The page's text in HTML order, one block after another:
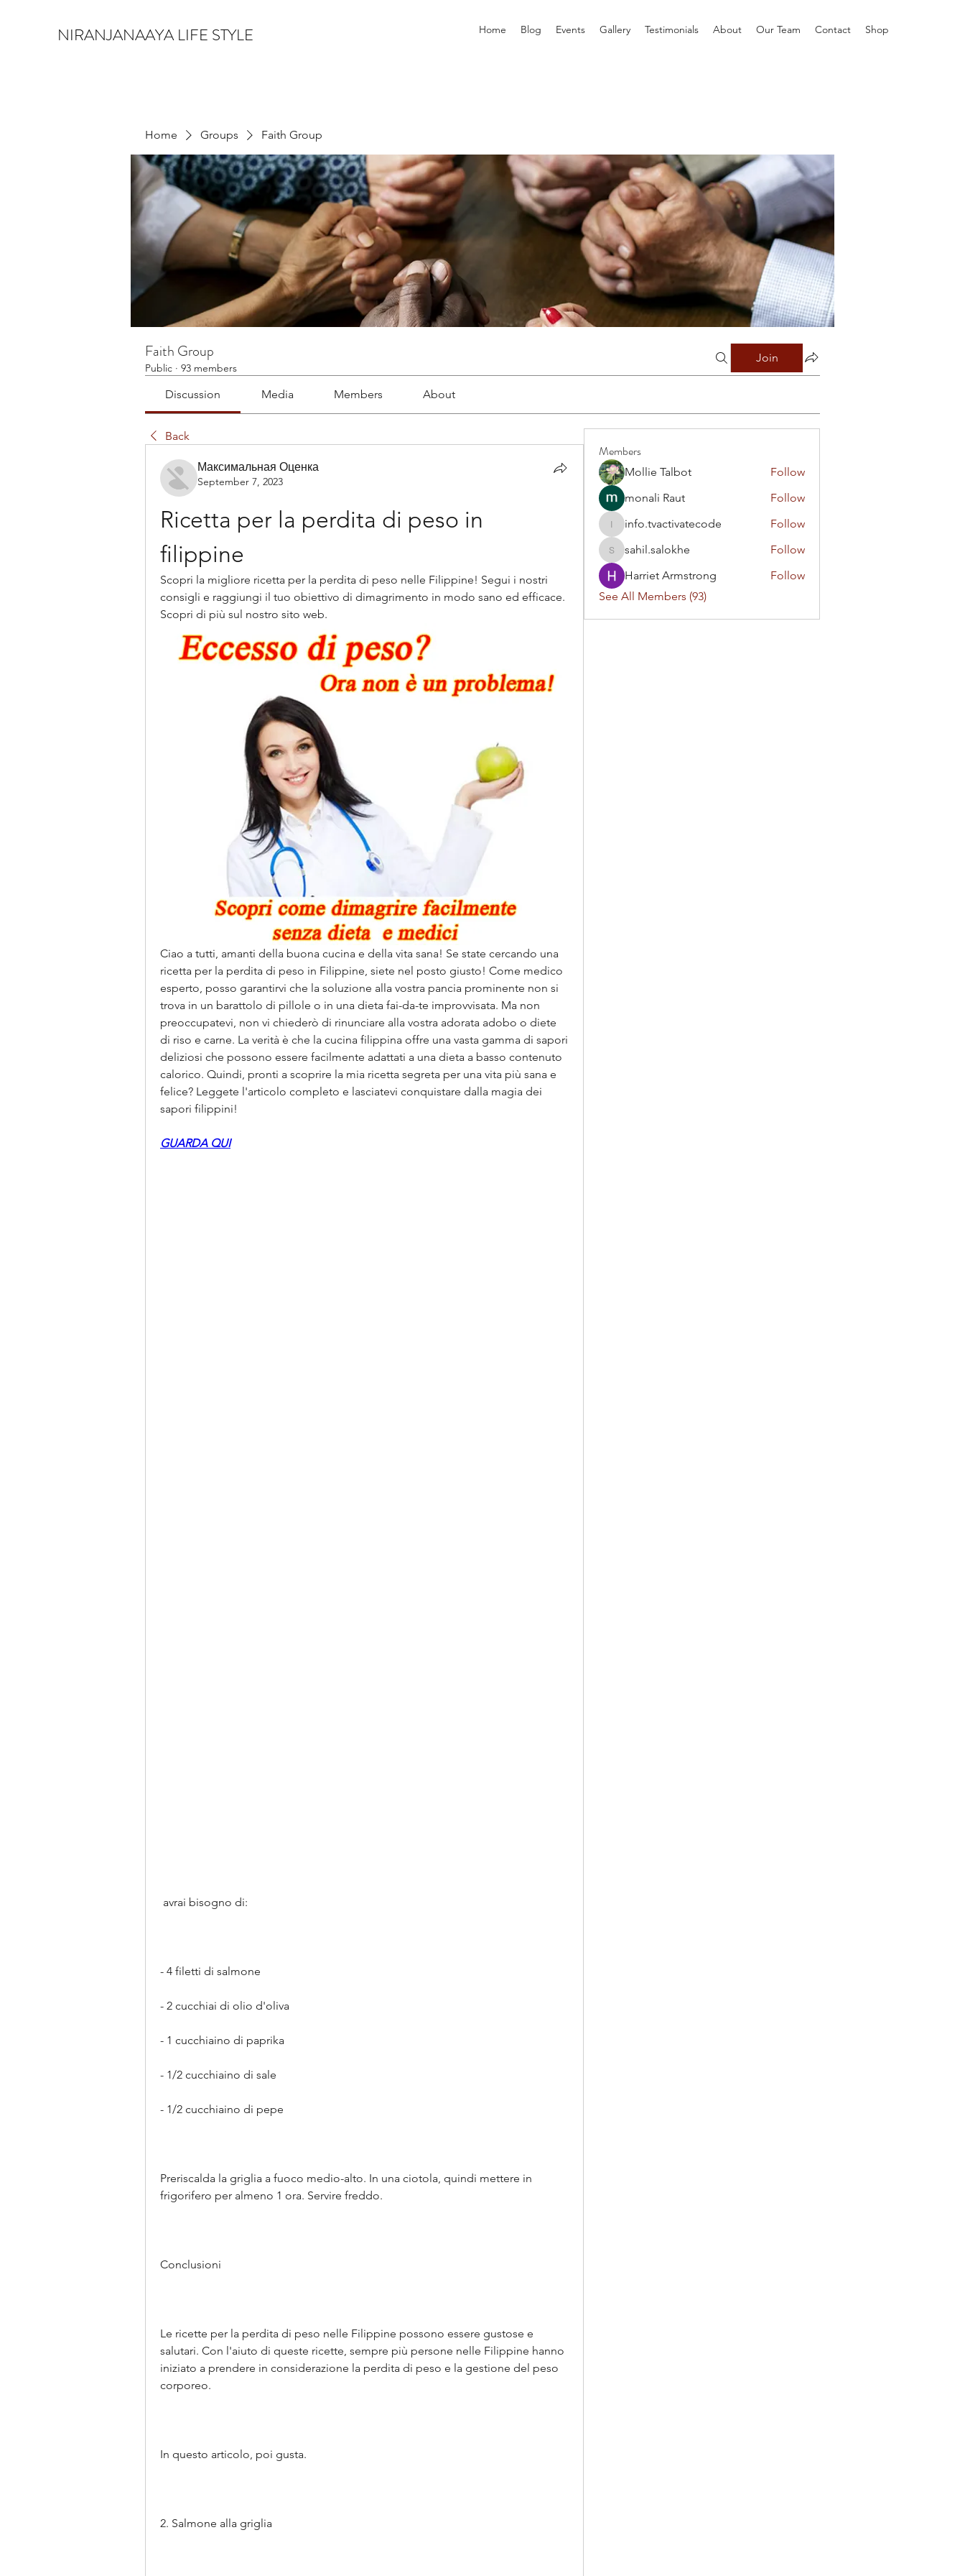
NIRANJANAAYA LIFE STYLE Home Blog Events Gallery Testimonials About Our Team Contact Shop
Home Groups Faith Group
Faith Group
Public · 93 members
Join
Discussion Media Members About
Back
Максимальная Оценка
September 7, 2023
Ricetta per la perdita di peso in
filippine
Scopri la migliore ricetta per la perdita di peso nelle Filippine! Segui i nostri
consigli e raggiungi il tuo obiettivo di dimagrimento in modo sano ed efficace.
Scopri di più sul nostro sito web.
Ciao a tutti, amanti della buona cucina e della vita sana! Se state cercando una
ricetta per la perdita di peso in Filippine, siete nel posto giusto! Come medico
esperto, posso garantirvi che la soluzione alla vostra pancia prominente non si
trova in un barattolo di pillole o in una dieta fai-da-te improvvisata. Ma non
preoccupatevi, non vi chiederò di rinunciare alla vostra adorata adobo o diete
di riso e carne. La verità è che la cucina filippina offre una vasta gamma di sapori
deliziosi che possono essere facilmente adattati a una dieta a basso contenuto
calorico. Quindi, pronti a scoprire la mia ricetta segreta per una vita più sana e
felice? Leggete l'articolo completo e lasciatevi conquistare dalla magia dei
sapori filippini!
GUARDA QUI
avrai bisogno di:
- 4 filetti di salmone
- 2 cucchiai di olio d'oliva
- 1 cucchiaino di paprika
- 1/2 cucchiaino di sale
- 1/2 cucchiaino di pepe
Preriscalda la griglia a fuoco medio-alto. In una ciotola, quindi mettere in
frigorifero per almeno 1 ora. Servire freddo.
Conclusioni
Le ricette per la perdita di peso nelle Filippine possono essere gustose e
salutari. Con l'aiuto di queste ricette, sempre più persone nelle Filippine hanno
iniziato a prendere in considerazione la perdita di peso e la gestione del peso
corporeo.
In questo articolo, poi gusta.
2. Salmone alla griglia
Members
Mollie Talbot
Follow
monali Raut
Follow
info.tvactivatecode
info.tvactivatecode Follow
sahil.salokhe
sahil.salokhe
Follow
Harriet Armstrong
Follow
See All Members (93)